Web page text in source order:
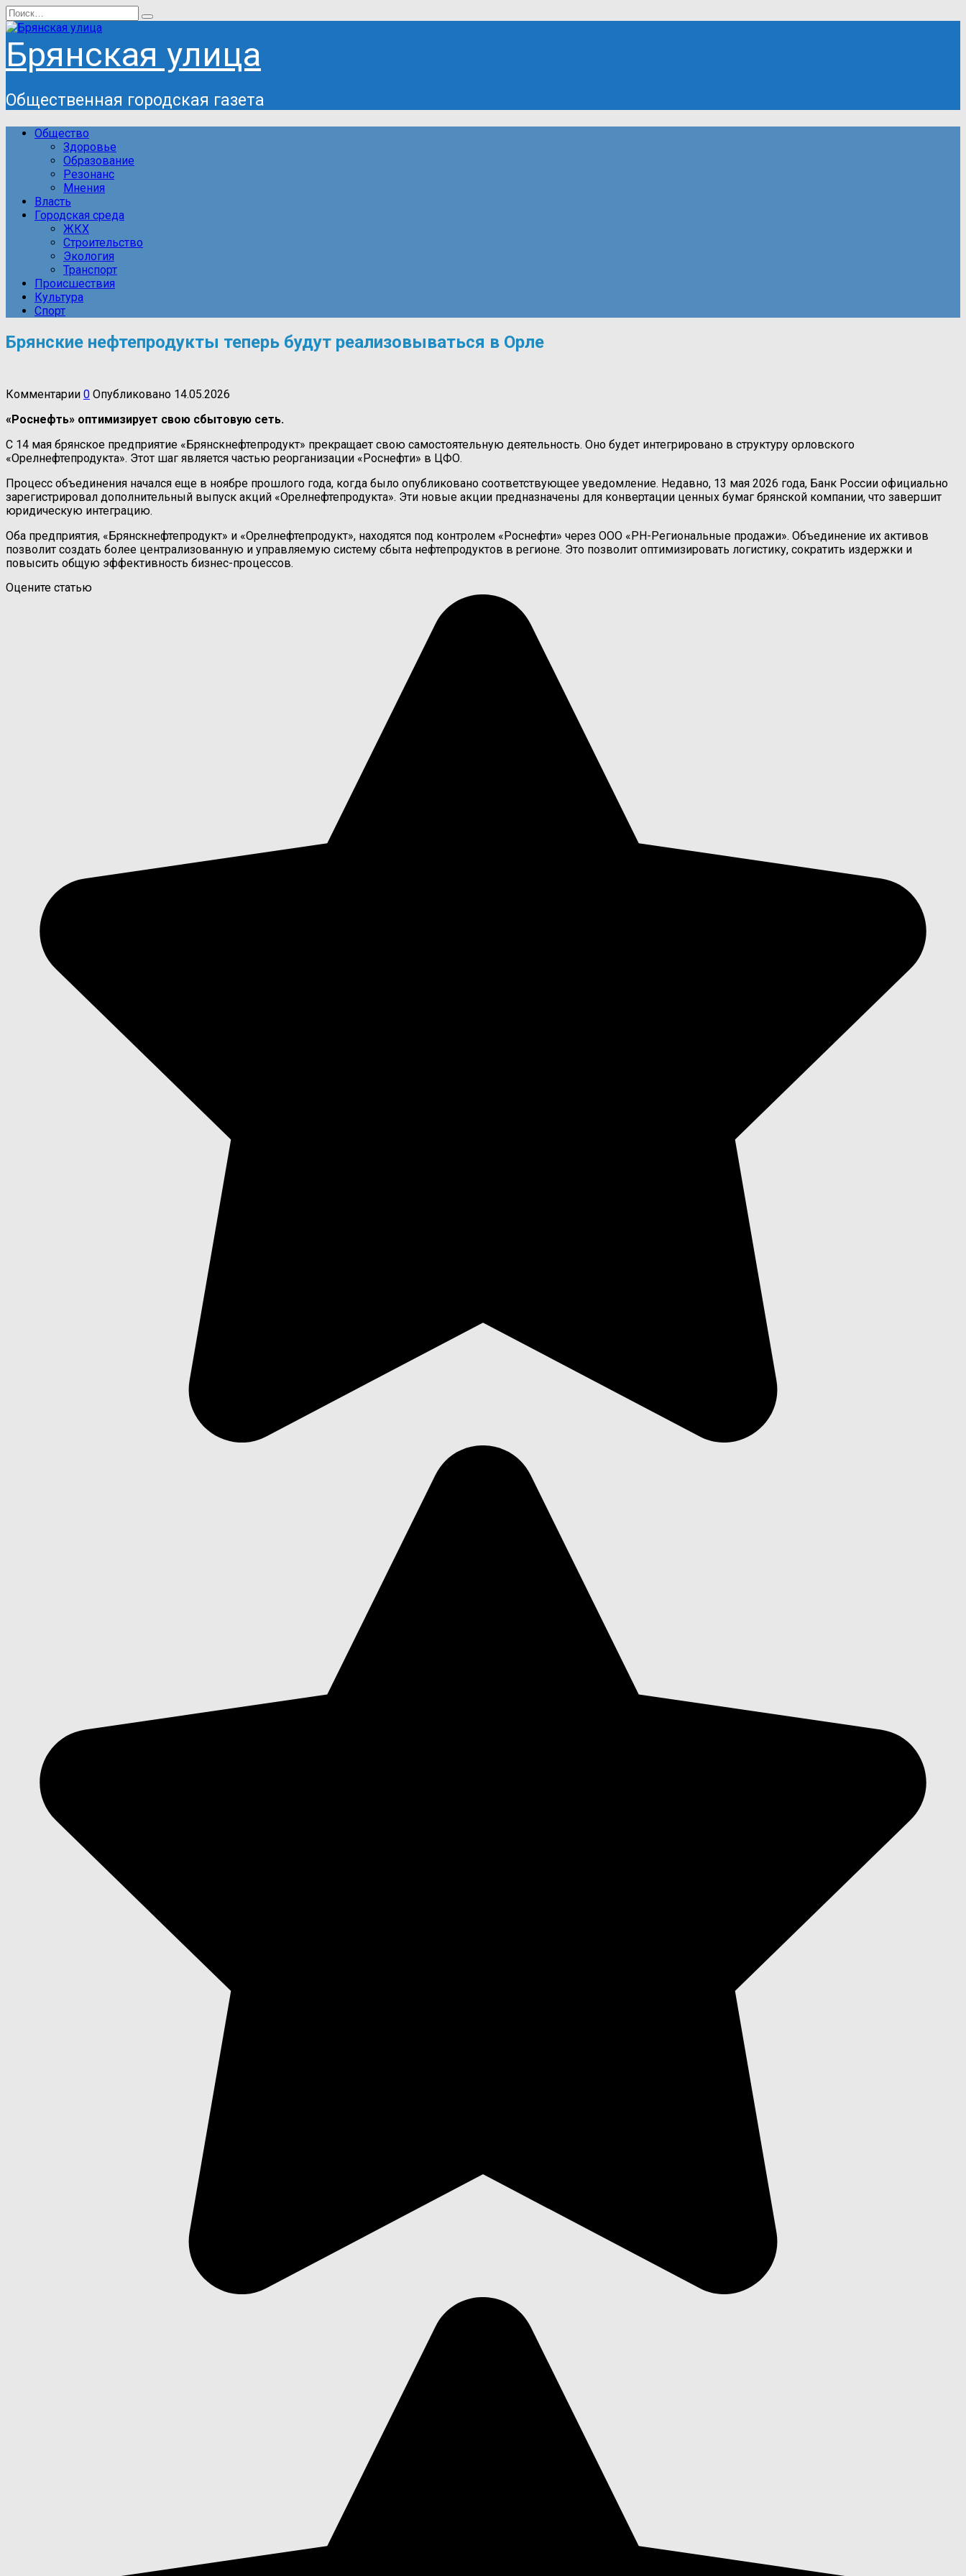
Перейти
к
содержанию
Search
for:
Брянская улица
Общественная городская газета
Общество
Здоровье
Образование
Резонанс
Мнения
Власть
Городская среда
ЖКХ
Строительство
Экология
Транспорт
Происшествия
Культура
Спорт
Брянские нефтепродукты теперь будут реализовываться в Орле
Комментарии 0 Опубликовано 14.05.2026
«Роснефть» оптимизирует свою сбытовую сеть.
С 14 мая брянское предприятие «Брянскнефтепродукт» прекращает свою самостоятельную деятельность. Оно будет интегрировано в структуру орловского
«Орелнефтепродукта». Этот шаг является частью реорганизации «Роснефти» в ЦФО.
Процесс объединения начался еще в ноябре прошлого года, когда было опубликовано соответствующее уведомление. Недавно, 13 мая 2026 года, Банк России официально
зарегистрировал дополнительный выпуск акций «Орелнефтепродукта». Эти новые акции предназначены для конвертации ценных бумаг брянской компании, что завершит
юридическую интеграцию.
Оба предприятия, «Брянскнефтепродукт» и «Орелнефтепродукт», находятся под контролем «Роснефти» через ООО «РН-Региональные продажи». Объединение их активов
позволит создать более централизованную и управляемую систему сбыта нефтепродуктов в регионе. Это позволит оптимизировать логистику, сократить издержки и
повысить общую эффективность бизнес-процессов.
Оцените статью